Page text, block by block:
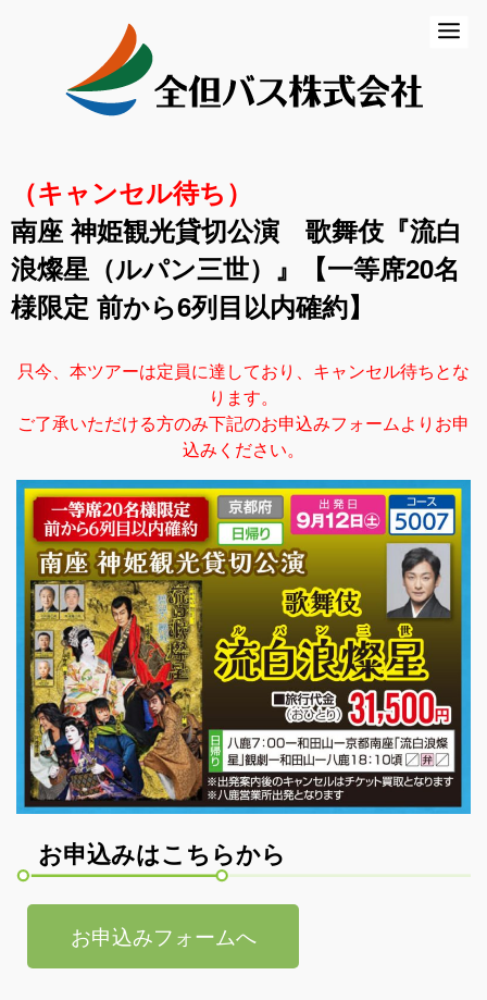
初めての方
乗合バス（路線バス・高速バス）
一般路線バス
高速バス
らく旅
貸切バス
高速バスツアー
ゼンタンショップ
指定管理等
関連サービス事業
ビジネスイン・全但
企業情報
（キャンセル待ち）
南座 神姫観光貸切公演 歌舞伎『流白
浪燦星（ルパン三世）』【一等席20名
様限定 前から6列目以内確約】
只今、本ツアーは定員に達しており、キャンセル待ちとな
ります。
ご了承いただける方のみ下記のお申込みフォームよりお申
込みください。
お申込みはこちらから
お申込みフォームへ